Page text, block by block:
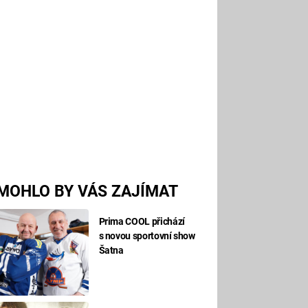
BY VÁS ZAJÍMAT
Prima COOL přichází
s novou sportovní show
Šatna